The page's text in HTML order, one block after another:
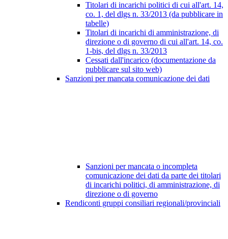
Titolari di incarichi politici di cui all'art. 14,
co. 1, del dlgs n. 33/2013 (da pubblicare in
tabelle)
Titolari di incarichi di amministrazione, di
direzione o di governo di cui all'art. 14, co.
1-bis, del dlgs n. 33/2013
Cessati dall'incarico (documentazione da
pubblicare sul sito web)
Sanzioni per mancata comunicazione dei dati
Sanzioni per mancata o incompleta
comunicazione dei dati da parte dei titolari
di incarichi politici, di amministrazione, di
direzione o di governo
Rendiconti gruppi consiliari regionali/provinciali